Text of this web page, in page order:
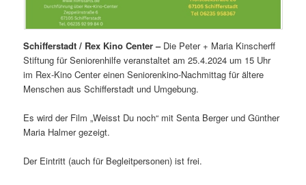
Schifferstadt / Rex Kino Center – Die Peter + Maria Kinscherff
Stiftung für Seniorenhilfe veranstaltet am 25.4.2024 um 15 Uhr
im Rex-Kino Center einen Seniorenkino-Nachmittag für ältere
Menschen aus Schifferstadt und Umgebung.
Es wird der Film „Weisst Du noch“ mit Senta Berger und Günther
Maria Halmer gezeigt.
Der Eintritt (auch für Begleitpersonen) ist frei.